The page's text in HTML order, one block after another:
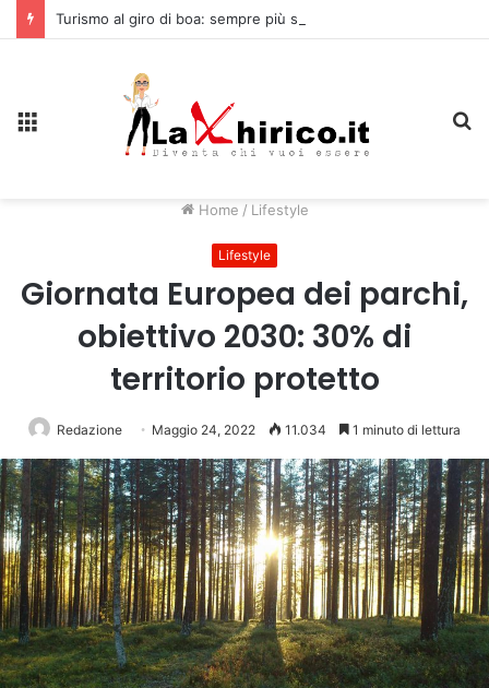
Turismo al giro di boa: sempre più stranieri in Riviera
Home / Lifestyle
Lifestyle
Giornata Europea dei parchi,
obiettivo 2030: 30% di
territorio protetto
Redazione Maggio 24, 2022 11.034 1 minuto di lettura